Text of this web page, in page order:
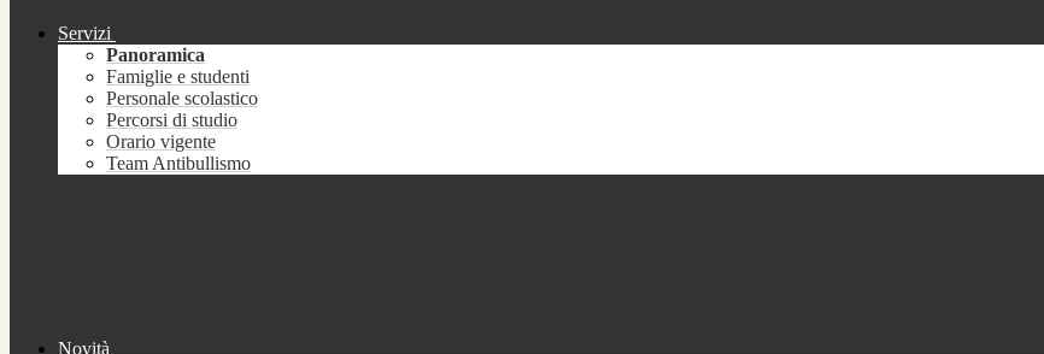
Servizi
Panoramica
Famiglie e studenti
Personale scolastico
Percorsi di studio
Orario vigente
Team Antibullismo
Novità